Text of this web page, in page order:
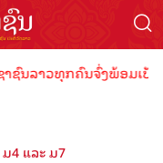
ນລາວທຸກຄົນຈົ່ງພ້ອມເປັນ
4 ແລະ ມ7